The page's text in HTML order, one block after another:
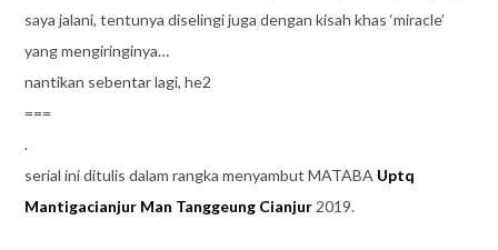
saya jalani, tentunya diselingi juga dengan kisah khas ‘miracle’
yang mengiringinya…
nantikan sebentar lagi, he2
===
.
serial ini ditulis dalam rangka menyambut MATABA Uptq
Mantigacianjur Man Tanggeung Cianjur2019.